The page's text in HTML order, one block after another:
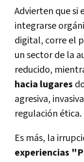
Advierten que
integrarse
digital, corre el
un sector de la
reducido,
hacia lugares
agresiva,
regulación ética.
Es más, la
experiencias